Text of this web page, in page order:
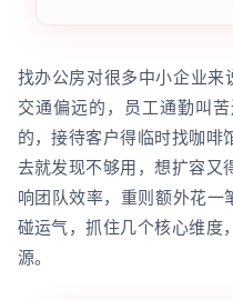
找办公房对很多中小企业
交通偏远的，员工通勤叫
的，接待客户得临时找咖啡
去就发现不够用，想扩容又
响团队效率，重则额外花一
碰运气，抓住几个核心维度
源。